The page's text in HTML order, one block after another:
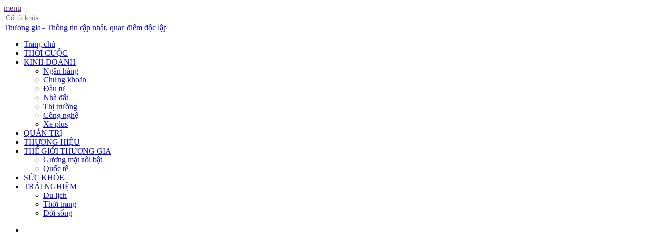
menu
Thương gia - Thông tin cập nhật, quan điểm độc lập
Trang chủ
THỜI CUỘC
KINH DOANH
Ngân hàng
Chứng khoán
Đầu tư
Nhà đất
Thị trường
Công nghệ
Xe plus
QUẢN TRỊ
THƯƠNG HIỆU
THẾ GIỚI THƯƠNG GIA
Gương mặt nổi bật
Quốc tế
SỨC KHỎE
TRẢI NGHIỆM
Du lịch
Thời trang
Đời sống